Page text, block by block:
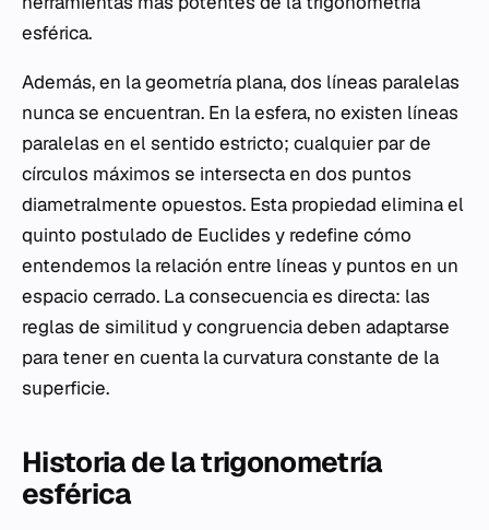
esférica.
Además, en la geometría plana, dos líneas paralelas
nunca se encuentran. En la esfera, no existen líneas
paralelas en el sentido estricto; cualquier par de
círculos máximos se intersecta en dos puntos
diametralmente opuestos. Esta propiedad elimina el
quinto postulado de Euclides y redefine cómo
entendemos la relación entre líneas y puntos en un
espacio cerrado. La consecuencia es directa: las
reglas de similitud y congruencia deben adaptarse
para tener en cuenta la curvatura constante de la
superficie.
Historia de la trigonometría
esférica